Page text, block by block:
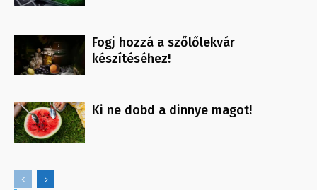
Fogj hozzá a szőlőlekvár
készítéséhez!
Ki ne dobd a dinnye magot!